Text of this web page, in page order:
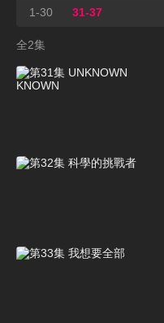
1-30 31-37
全2集